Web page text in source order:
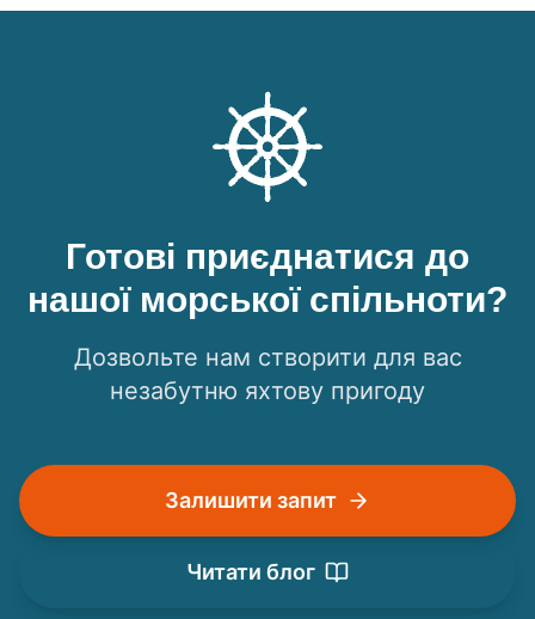
Готові приєднатися до
нашої морської спільноти?
Дозвольте нам створити для вас
незабутню яхтову пригоду
Залишити запит
Читати блог